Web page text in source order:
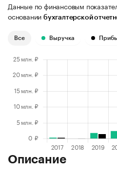
Данные по финансовым
основании бухгалтерской
Все Выручка
Описание